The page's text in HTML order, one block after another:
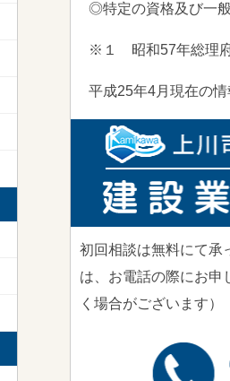
◎特定の資格及び一
※１ 昭和57年総理府
平成25年4月現在の情
初回相談は無料にて承
は、お電話の際にお申
く場合がございます）